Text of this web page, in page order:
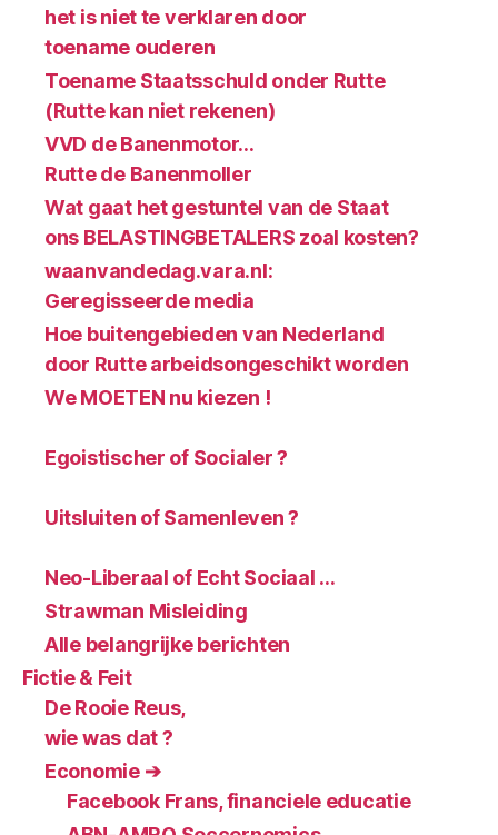
het is niet te verklaren door
toename ouderen
Toename Staatsschuld onder Rutte
(Rutte kan niet rekenen)
VVD de Banenmotor…
Rutte de Banenmoller
Wat gaat het gestuntel van de Staat
ons BELASTINGBETALERS zoal kosten?
waanvandedag.vara.nl:
Geregisseerde media
Hoe buitengebieden van Nederland
door Rutte arbeidsongeschikt worden
We MOETEN nu kiezen !
Egoistischer of Socialer ?
Uitsluiten of Samenleven ?
Neo-Liberaal of Echt Sociaal …
Strawman Misleiding
Alle belangrijke berichten
Fictie & Feit
De Rooie Reus,
wie was dat ?
Economie ➔
Facebook Frans, financiele educatie